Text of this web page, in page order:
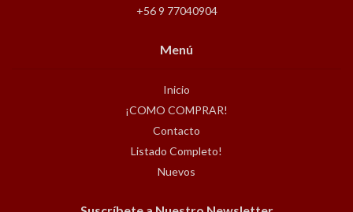
+56 9 77040904
Menú
Inicio
¡COMO COMPRAR!
Contacto
Listado Completo!
Nuevos